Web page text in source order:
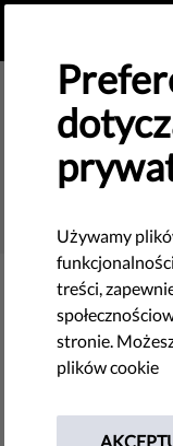
Filter
THEMES
Używamy
treści,
stronie.
plików cookie